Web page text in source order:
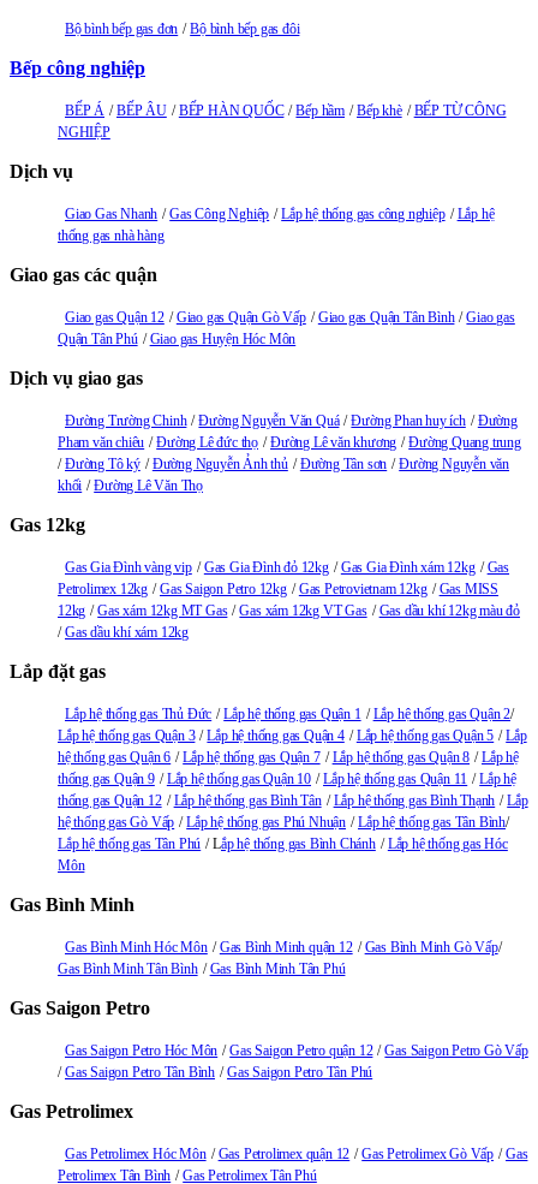
Bộ bình bếp gas đơn Bộ bình bếp gas đôi
Bếp công nghiệp
BẾP Á BẾP ÂU BẾP HÀN QUỐC Bếp hầm Bếp khè
BẾP TỪ CÔNG
NGHIỆP
Dịch vụ
Giao Gas Nhanh Gas Công Nghiệp Lắp hệ thống gas công nghiệp
Lắp hệ
thống gas nhà hàng
Giao gas các quận
Giao gas Quận 12 Giao gas Quận Gò Vấp Giao gas Quận Tân Bình
Giao gas
Quận Tân Phú
Giao gas Huyện Hóc Môn
Dịch vụ giao gas
Đường Trường Chinh Đường Nguyễn Văn Quá Đường Phan huy ích
Đường
Pham văn chiêu
Đường Lê đức thọ Đường Lê văn khương
Đường Quang trung
Đường Tô ký
Đường Nguyễn Ảnh thủ Đường Tân sơn
Đường Nguyễn văn
khối
Đường Lê Văn Thọ
Gas 12kg
Gas Gia Đình vàng vip Gas Gia Đình đỏ 12kg Gas Gia Đình xám 12kg
Gas
Petrolimex 12kg
Gas Saigon Petro 12kg Gas Petrovietnam 12kg
Gas MISS
12kg
Gas xám 12kg MT Gas Gas xám 12kg VT Gas
Gas dầu khí 12kg màu đỏ
Gas dầu khí xám 12kg
Lắp đặt gas
Lắp hệ thống gas Thủ Đức Lắp hệ thống gas Quận 1
Lắp hệ thống gas Quận 2
Lắp hệ thống gas Quận 3
Lắp hệ thống gas Quận 4 Lắp hệ thống gas Quận 5
Lắp
hệ thống gas Quận 6
Lắp hệ thống gas Quận 7 Lắp hệ thống gas Quận 8
Lắp hệ
thống gas Quận 9
Lắp hệ thống gas Quận 10 Lắp hệ thống gas Quận 11
Lắp hệ
thống gas Quận 12
Lắp hệ thống gas Bình Tân Lắp hệ thống gas Bình Thạnh
Lắp
hệ thống gas Gò Vấp
Lắp hệ thống gas Phú Nhuận
Lắp hệ thống gas Tân Bình
Lắp hệ thống gas Tân Phú
Lắp hệ thống gas Bình Chánh
Lắp hệ thống gas Hóc
Môn
Gas Bình Minh
Gas Bình Minh Hóc Môn Gas Bình Minh quận 12
Gas Bình Minh Gò Vấp
Gas Bình Minh Tân Bình
Gas Bình Minh Tân Phú
Gas Saigon Petro
Gas Saigon Petro Hóc Môn Gas Saigon Petro quận 12
Gas Saigon Petro Gò Vấp
Gas Saigon Petro Tân Bình
Gas Saigon Petro Tân Phú
Gas Petrolimex
Gas Petrolimex Hóc Môn Gas Petrolimex quận 12 Gas Petrolimex Gò Vấp
Gas
Petrolimex Tân Bình
Gas Petrolimex Tân Phú